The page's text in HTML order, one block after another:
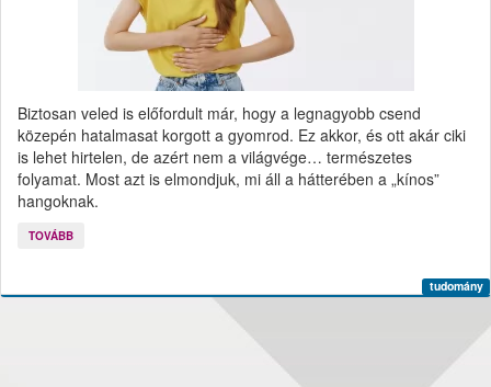
Biztosan veled is előfordult már, hogy a legnagyobb csend
közepén hatalmasat korgott a gyomrod. Ez akkor, és ott akár ciki
is lehet hirtelen, de azért nem a világvége… természetes
folyamat. Most azt is elmondjuk, mi áll a hátterében a „kínos”
hangoknak.
TOVÁBB
tudomány